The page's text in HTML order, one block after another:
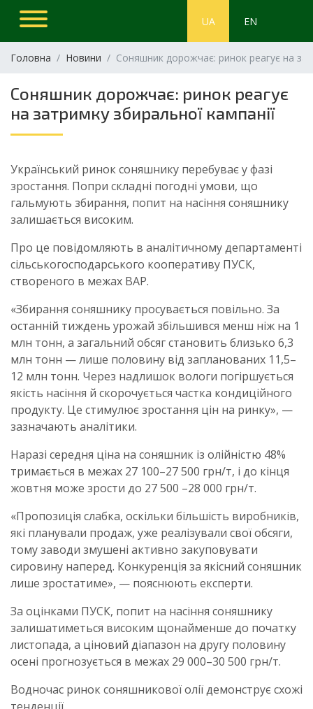
UA EN
Головна Новини Соняшник дорожчає: ринок реагує на
Соняшник дорожчає: ринок реагує
на затримку збиральної кампанії
Український ринок соняшнику перебуває у фазі
зростання. Попри складні погодні умови, що
гальмують збирання, попит на насіння соняшнику
залишається високим.
Про це повідомляють в аналітичному департаменті
сільськогосподарського кооперативу ПУСК,
створеного в межах ВАР.
«Збирання соняшнику просувається повільно. За
останній тиждень урожай збільшився менш ніж на 1
млн тонн, а загальний обсяг становить близько 6,3
млн тонн — лише половину від запланованих 11,5–
12 млн тонн. Через надлишок вологи погіршується
якість насіння й скорочується частка кондиційного
продукту. Це стимулює зростання цін на ринку», —
зазначають аналітики.
Наразі середня ціна на соняшник із олійністю 48%
тримається в межах 27 100–27 500 грн/т, і до кінця
жовтня може зрости до 27 500 –28 000 грн/т.
«Пропозиція слабка, оскільки більшість виробників,
які планували продаж, уже реалізували свої обсяги,
тому заводи змушені активно закуповувати
сировину наперед. Конкуренція за якісний соняшник
лише зростатиме», — пояснюють експерти.
За оцінками ПУСК, попит на насіння соняшнику
залишатиметься високим щонайменше до початку
листопада, а ціновий діапазон на другу половину
осені прогнозується в межах 29 000–30 500 грн/т.
Водночас ринок соняшникової олії демонструє схожі